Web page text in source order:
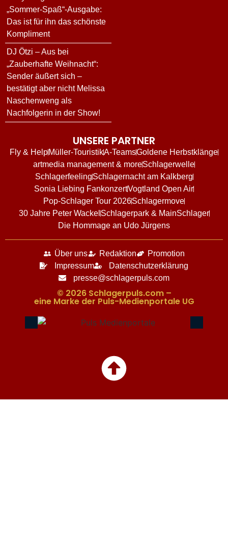
„Sommer-Spaß“-Ausgabe:
Das ist für ihn das schönste
Kompliment
DJ Ötzi – Aus bei
„Zauberhafte Weihnacht“:
Sender äußert sich –
bestätigt aber nicht Melissa
Naschenweng als
Nachfolgerin in der Show!
UNSERE PARTNER
Fly & HelpMüller-TouristikA-TeamsGoldene Herbstklänge
artmedia management & moreSchlagerwelle
SchlagerfeelingSchlagernacht am Kalkberg
Sonia Liebing FankonzertVogtland Open Air
Pop-Schlager Tour 2026Schlagermove
30 Jahre Peter Wackel Schlagerpark & MainSchlager
Die Hommage an Udo Jürgens
Über uns Redaktion
Promotion
Impressum
Datenschutzerklärung
presse@schlagerpuls.com
© 2026 Schlagerpuls.com –
eine Marke der Puls-Medienportale UG​